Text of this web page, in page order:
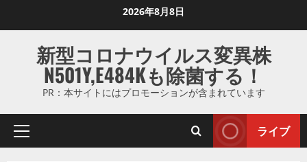
ス
ッ
2026年8月8日
新型コロナウイルス変異株
N501Y,E484Kも除菌する！
PR：本サイトにはプロモーションが含まれています
プ
ライブ